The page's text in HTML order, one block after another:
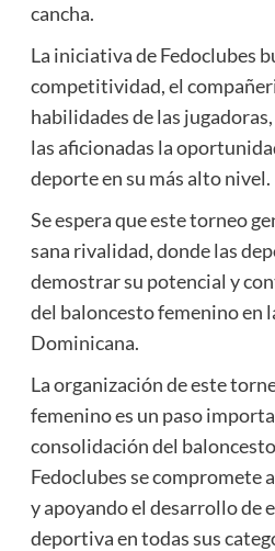
cancha.
La iniciativa de Fedoclubes
competitividad, el
habilidades de las
las aficionadas la
deporte en su más alto nivel.
Se espera que este torneo
sana rivalidad, donde las
demostrar su potencial y
del baloncesto femenino en
Dominicana.
La organización de este
femenino es un paso
consolidación del
Fedoclubes se compromete
y apoyando el desarrollo de
deportiva en todas sus